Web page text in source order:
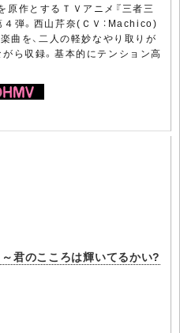
作とするＴＶアニメ『三者三
弾。西山芹奈(ＣＶ：Machico)
曲を、二人の軽妙なやり取りが
ら収録。基本的にテンション高
君のこころは輝いてるかい?